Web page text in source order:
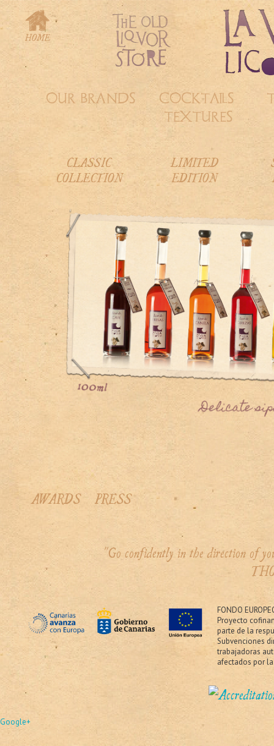
OUR BRANDS
COCKTAILS &
TEXTURES
CLASSIC
COLLECTION
LIMITED
EDITION
AWARDS PRESS
"Go confidently in the direction of
FONDO
Proyecto
parte de la
Subvenciones
trabajadoras
afectados por
Google+